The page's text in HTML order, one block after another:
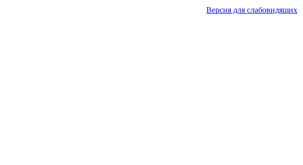
Версия для слабовидящих